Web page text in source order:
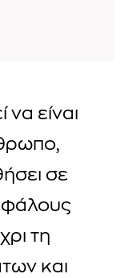
να είναι
σε
τη
και